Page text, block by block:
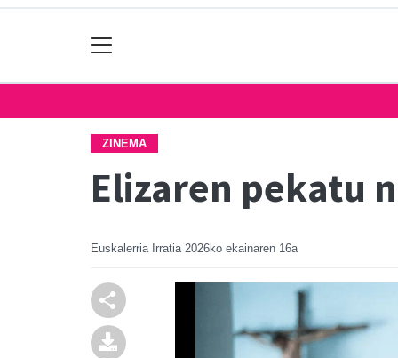
ZINEMA
Elizaren pekatu
Euskalerria Irratia 2026ko ekainaren 16a